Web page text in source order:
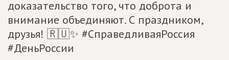
доказательство того, что доброта и
внимание объединяют. С праздником,
друзья! 🇷🇺✨ #СправедливаяРоссия
#ДеньРоссии